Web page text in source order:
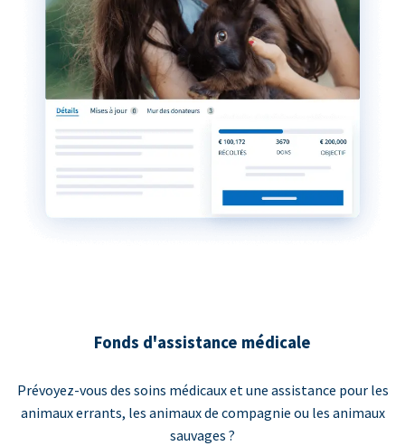
Fonds d'assistance médicale
Prévoyez-vous des soins médicaux et une assistance pour les
animaux errants, les animaux de compagnie ou les animaux
sauvages ?